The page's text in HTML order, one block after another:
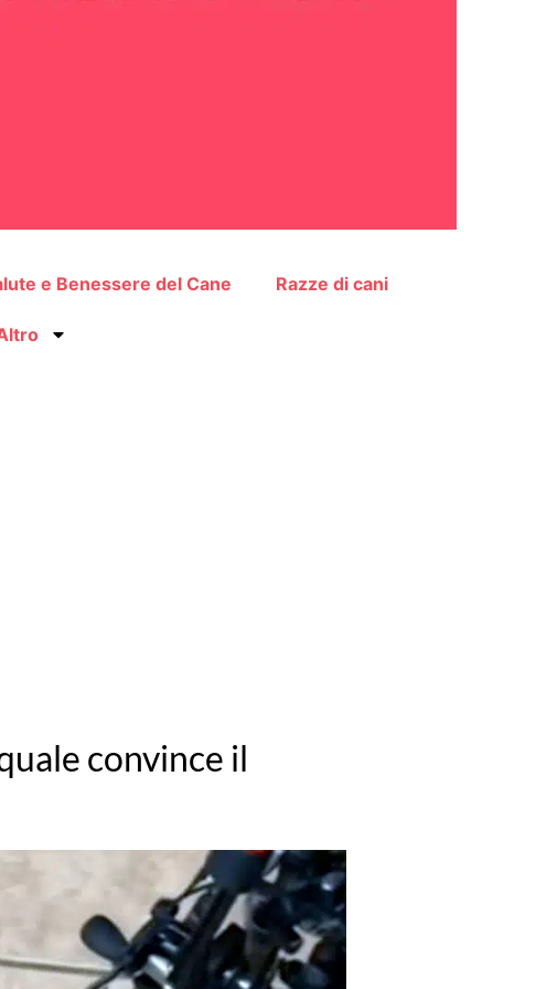
e Benessere del Cane Razze di cani
convince il